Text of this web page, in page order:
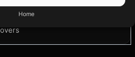
Home
bark